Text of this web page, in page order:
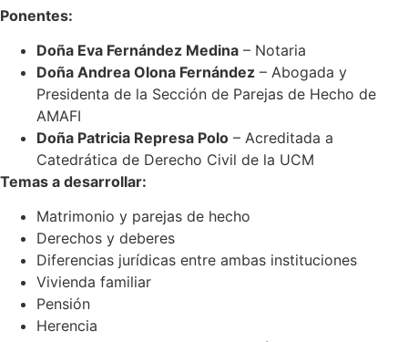
Ponentes:
Doña Eva Fernández Medina – Notaria
Doña Andrea Olona Fernández – Abogada y
Presidenta de la Sección de Parejas de Hecho de
AMAFI
Doña Patricia Represa Polo – Acreditada a
Catedrática de Derecho Civil de la UCM
Temas a desarrollar:
Matrimonio y parejas de hecho
Derechos y deberes
Diferencias jurídicas entre ambas instituciones
Vivienda familiar
Pensión
Herencia